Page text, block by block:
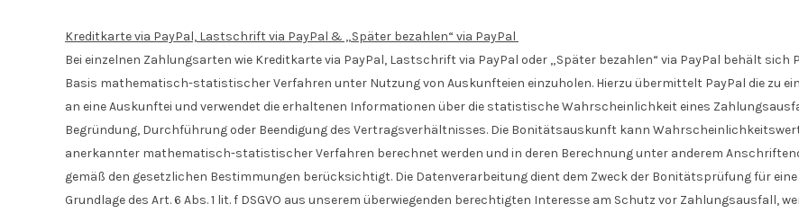
Kreditkarte via PayPal, Lastschrift via PayPal & „Später bezahlen“ via PayPal
Bei einzelnen Zahlungsarten wie Kreditkarte via PayPal, Lastschrift via PayPal oder „Später bezahlen“ via PayPal behält
Basis mathematisch-statistischer Verfahren unter Nutzung von Auskunfteien einzuholen. Hierzu übermittelt PayPal die zu
an eine Auskunftei und verwendet die erhaltenen Informationen über die statistische Wahrscheinlichkeit eines
Begründung, Durchführung oder Beendigung des Vertragsverhältnisses. Die Bonitätsauskunft kann
anerkannter mathematisch-statistischer Verfahren berechnet werden und in deren Berechnung unter anderem
gemäß den gesetzlichen Bestimmungen berücksichtigt. Die Datenverarbeitung dient dem Zweck der Bonitätsprüfung für
Grundlage des Art. 6 Abs. 1 lit. f DSGVO aus unserem überwiegenden berechtigten Interesse am Schutz vor Zahlungsausfall,